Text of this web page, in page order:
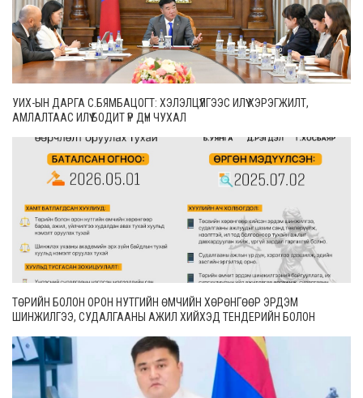
УИХ-ЫН ДАРГА С.БЯМБАЦОГТ: ХЭЛЭЛЦҮҮЛГЭЭС ИЛҮҮ ХЭРЭГЖИЛТ,
АМЛАЛТААС ИЛҮҮ БОДИТ ҮР ДҮН ЧУХАЛ
ТӨРИЙН БОЛОН ОРОН НУТГИЙН ӨМЧИЙН ХӨРӨНГӨӨР ЭРДЭМ
ШИНЖИЛГЭЭ, СУДАЛГААНЫ АЖИЛ ХИЙХЭД ТЕНДЕРИЙН БОЛОН